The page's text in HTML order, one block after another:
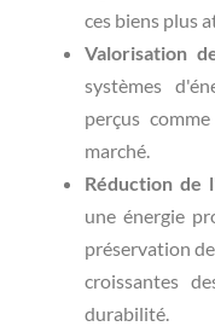
ces biens plus
Valorisation
systèmes
perçus
marché.
Réduction de
une énergie
préservation
croissantes
durabilité.